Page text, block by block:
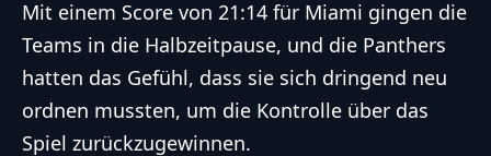
Mit einem Score von 21:14 für Miami gingen die
Teams in die Halbzeitpause, und die Panthers
hatten das Gefühl, dass sie sich dringend neu
ordnen mussten, um die Kontrolle über das
Spiel zurückzugewinnen.